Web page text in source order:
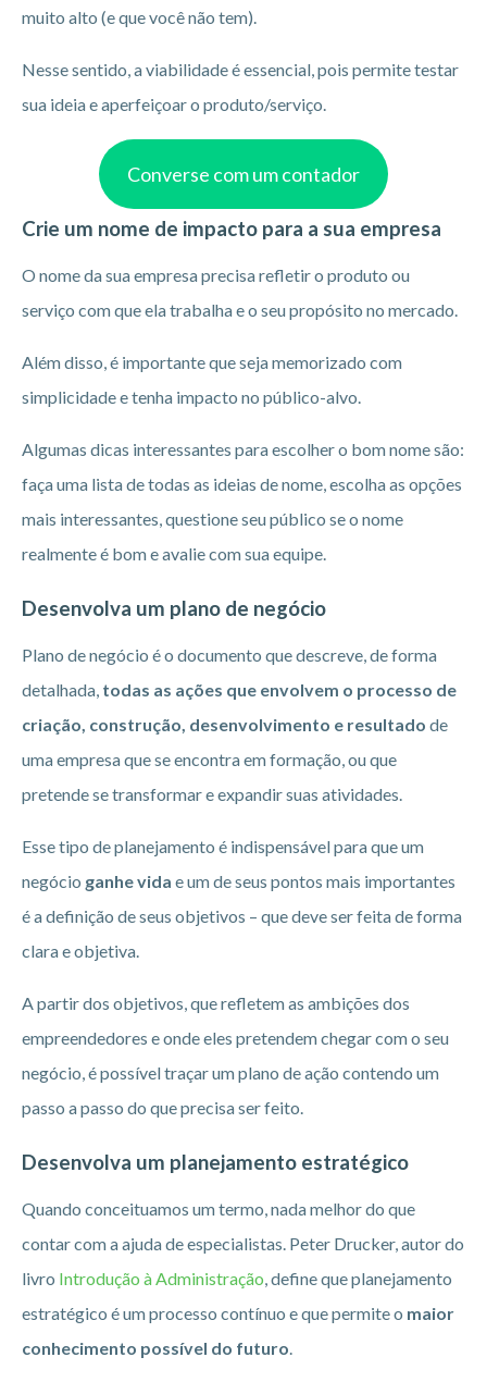
muito alto (e que você não tem).
Nesse sentido, a viabilidade é essencial, pois permite testar
sua ideia e aperfeiçoar o produto/serviço.
Converse com um contador
Crie um nome de impacto para a sua empresa
O nome da sua empresa precisa refletir o produto ou
serviço com que ela trabalha e o seu propósito no mercado.
Além disso, é importante que seja memorizado com
simplicidade e tenha impacto no público-alvo.
Algumas dicas interessantes para escolher o bom nome são:
faça uma lista de todas as ideias de nome, escolha as opções
mais interessantes, questione seu público se o nome
realmente é bom e avalie com sua equipe.
Desenvolva um plano de negócio
Plano de negócio é o documento que descreve, de forma
detalhada, todas as ações que envolvem o processo de
criação, construção, desenvolvimento e resultado de
uma empresa que se encontra em formação, ou que
pretende se transformar e expandir suas atividades.
Esse tipo de planejamento é indispensável para que um
negócio ganhe vida e um de seus pontos mais importantes
é a definição de seus objetivos – que deve ser feita de forma
clara e objetiva.
A partir dos objetivos, que refletem as ambições dos
empreendedores e onde eles pretendem chegar com o seu
negócio, é possível traçar um plano de ação contendo um
passo a passo do que precisa ser feito.
Desenvolva um planejamento estratégico
Quando conceituamos um termo, nada melhor do que
contar com a ajuda de especialistas. Peter Drucker, autor do
livro Introdução à Administração, define que planejamento
estratégico é um processo contínuo e que permite o maior
conhecimento possível do futuro.